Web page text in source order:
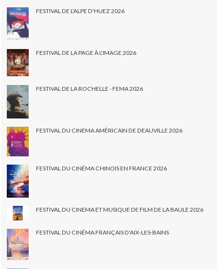
FESTIVAL DE L'ALPE D'HUEZ 2026
FESTIVAL DE LA PAGE À L'IMAGE 2026
FESTIVAL DE LA ROCHELLE - FEMA 2026
FESTIVAL DU CINEMA AMÉRICAIN DE DEAUVILLE 2026
FESTIVAL DU CINÉMA CHINOIS EN FRANCE 2026
FESTIVAL DU CINEMA ET MUSIQUE DE FILM DE LA BAULE 2026
FESTIVAL DU CINÉMA FRANÇAIS D'AIX-LES-BAINS